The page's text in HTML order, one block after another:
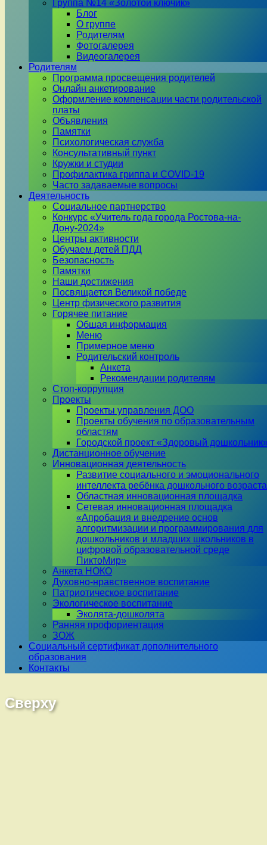
Группа №14 «Золотой ключик»
Блог
О группе
Родителям
Фотогалерея
Видеогалерея
Родителям
Программа просвещения родителей
Онлайн анкетирование
Оформление компенсации части родительской
платы
Объявления
Памятки
Психологическая служба
Консультативный пункт
Кружки и студии
Профилактика гриппа и COVID-19
Часто задаваемые вопросы
Деятельность
Социальное партнерство
Конкурс «Учитель года города Ростова-на-
Дону-2024»
Центры активности
Обучаем детей ПДД
Безопасность
Памятки
Наши достижения
Посвящается Великой победе
Центр физического развития
Горячее питание
Общая информация
Меню
Примерное меню
Родительский контроль
Анкета
Рекомендации родителям
Стоп-коррупция
Проекты
Проекты управления ДОО
Проекты обучения по образовательным
областям
Городской проект «Здоровый
Дистанционное обучение
Инновационная деятельность
Развитие социального и эмоционального
интеллекта ребёнка дошкольного возраста
Областная инновационная площадка
Сетевая инновационная площадка
«Апробация и внедрение основ
алгоритмизации и программирования для
дошкольников и младших школьников в
цифровой образовательной среде
ПиктоМир»
Анкета НОКО
Духовно-нравственное воспитание
Патриотическое воспитание
Экологическое воспитание
Эколята-дошколята
Ранняя профориентация
ЗОЖ
Социальный сертификат дополнительного
образования
Контакты
Сверху